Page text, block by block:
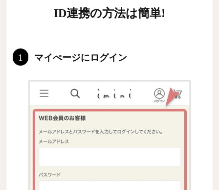
ID連携の方法は簡単!
1 マイぺージにログイン